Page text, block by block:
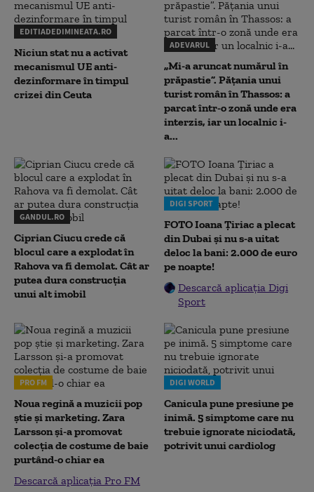
EDITIADEDIMINEATA.RO
Niciun stat nu a activat
mecanismul UE anti-
dezinformare în timpul
crizei din Ceuta
ADEVARUL
„Mi-a aruncat numărul în
prăpastie”. Pățania unui
turist român în Thassos: a
parcat într-o zonă unde era
interzis, iar un localnic i-
a...
GANDUL.RO
Ciprian Ciucu crede că
blocul care a explodat în
Rahova va fi demolat. Cât ar
putea dura construcția
unui alt imobil
DIGI SPORT
FOTO Ioana Țiriac a plecat
din Dubai și nu s-a uitat
deloc la bani: 2.000 de euro
pe noapte!
Descarcă aplicația Digi
Sport
PRO FM
Noua regină a muzicii pop
știe și marketing. Zara
Larsson și-a promovat
colecția de costume de baie
purtând-o chiar ea
Descarcă aplicația Pro FM
DIGI WORLD
Canicula pune presiune pe
inimă. 5 simptome care nu
trebuie ignorate niciodată,
potrivit unui cardiolog